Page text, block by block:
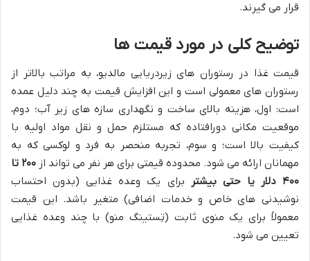
قرار می گیرند.
توضیح کلی در مورد قیمت ها
قیمت غذا در رستوران های زیردریایی مالدیو، به مراتب بالاتر از
رستوران های معمولی است و این افزایش قیمت به چند دلیل عمده
است: اول، هزینه بالای ساخت و نگهداری سازه های زیر آب؛ دوم،
موقعیت مکانی دورافتاده که مستلزم حمل و نقل مواد اولیه با
کیفیت بالا است؛ و سوم، تجربه منحصر به فرد و لوکسی که به
مهمانان ارائه می شود. محدوده قیمتی برای هر نفر می تواند از
۲۰۰ تا
۴۰۰ دلار یا حتی بیشتر
برای یک وعده غذایی (بدون احتساب
نوشیدنی های خاص و خدمات اضافی) متغیر باشد. این قیمت
معمولاً برای یک منوی ثابت (تِستینگ منو) با چند وعده غذایی
تعیین می شود.